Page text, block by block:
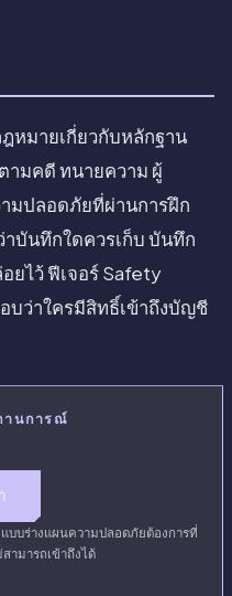
หมายเกี่ยวกับหลักฐาน
ามคดี ทนายความ ผู้
มปลอดภัยที่ผ่านการฝึก
บันทึกใดควรเก็บ บันทึก
ยไว้ ฟีเจอร์ Safety
บว่าใครมีสิทธิ์เข้าถึงบัญชี
านการณ์
บบร่างแผนความปลอดภัยต้องการที่
ามารถเข้าถึงได้